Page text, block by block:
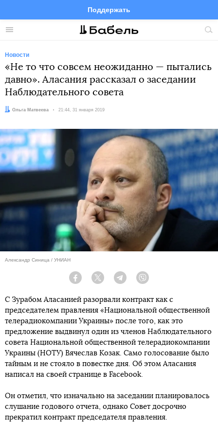
Меню
Поддержать
FacebookTelegramTwitter
Новости
«Не то что совсем неожиданно — пытались
давно». Аласания рассказал о заседании
Наблюдательного совета
Автор:
Ольга Матвеева Дата:
21:44, 31 января 2019
Александр Синица / УНИАН
Facebook Twitter Telegram
С Зурабом Аласанией разорвали контракт как с
председателем правления «Национальной общественной
телерадиокомпании Украины» после того, как это
предложение выдвинул один из членов Наблюдательного
совета Национальной общественной телерадиокомпании
Украины (НОТУ) Вячеслав Козак. Само голосование было
тайным и не стояло в повестке дня. Об этом Аласания
написал на своей странице в Facebook.
Он отметил, что изначально на заседании планировалось
слушание годового отчета, однако Совет досрочно
прекратил контракт председателя правления.